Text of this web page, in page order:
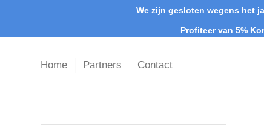
We zijn gesloten wegens het
Profiteer van 5%
Home Partners Contact